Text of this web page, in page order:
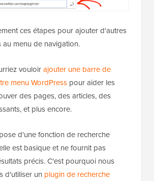
ces étapes pour ajouter d'autres
au menu de navigation.
vouloirajouter une barre de
menu WordPress pour aider les
des pages, des articles, des
et plus encore.
d'une fonction de recherche
est basique et ne fournit pas
précis. C'est pourquoi nous
d'utiliser un plugin de recherche